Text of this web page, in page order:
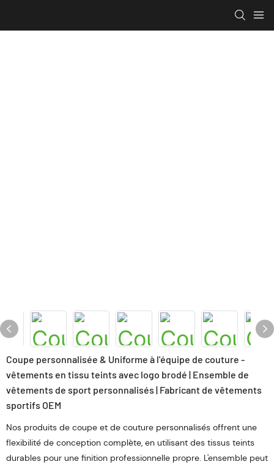
Coupe personnalisée & Uniforme à l'équipe de couture -
vêtements en tissu teints avec logo brodé | Ensemble de
vêtements de sport personnalisés | Fabricant de vêtements
sportifs OEM
Nos produits de coupe et de couture personnalisés offrent une
flexibilité de conception complète, en utilisant des tissus teints
durables pour une finition professionnelle propre. L'ensemble peut